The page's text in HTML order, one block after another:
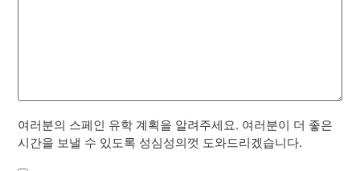
여러분의 스페인 유학 계획을 알려주세요. 여러분이 더 좋은
시간을 보낼 수 있도록 성심성의껏 도와드리겠습니다.